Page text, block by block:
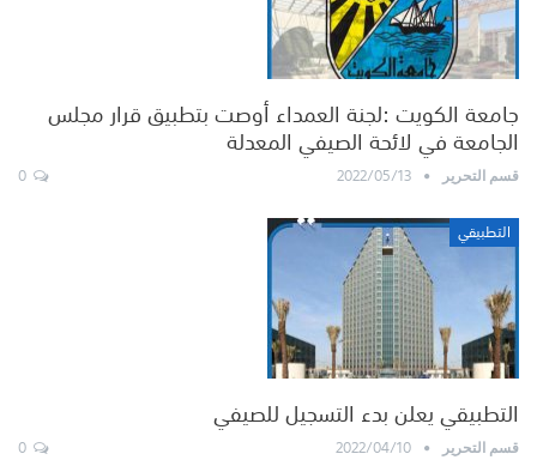
جامعة الكويت :لجنة العمداء أوصت بتطبيق قرار مجلس
الجامعة في لائحة الصيفي المعدلة
قسم التحرير 2022/05/13
التطبيقي
التطبيقي يعلن بدء التسجيل للصيفي
قسم التحرير 2022/04/10